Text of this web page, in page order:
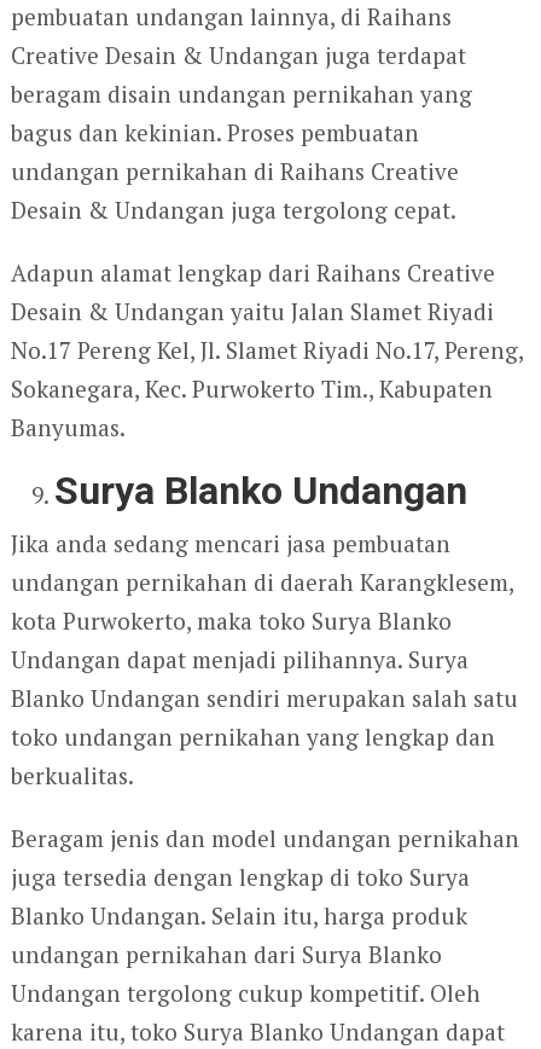
pembuatan undangan lainnya, di Raihans
Creative Desain & Undangan juga terdapat
beragam disain undangan pernikahan yang
bagus dan kekinian. Proses pembuatan
undangan pernikahan di Raihans Creative
Desain & Undangan juga tergolong cepat.
Adapun alamat lengkap dari Raihans Creative
Desain & Undangan yaitu Jalan Slamet Riyadi
No.17 Pereng Kel, Jl. Slamet Riyadi No.17, Pereng,
Sokanegara, Kec. Purwokerto Tim., Kabupaten
Banyumas.
Surya Blanko Undangan
Jika anda sedang mencari jasa pembuatan
undangan pernikahan di daerah Karangklesem,
kota Purwokerto, maka toko Surya Blanko
Undangan dapat menjadi pilihannya. Surya
Blanko Undangan sendiri merupakan salah satu
toko undangan pernikahan yang lengkap dan
berkualitas.
Beragam jenis dan model undangan pernikahan
juga tersedia dengan lengkap di toko Surya
Blanko Undangan. Selain itu, harga produk
undangan pernikahan dari Surya Blanko
Undangan tergolong cukup kompetitif. Oleh
karena itu, toko Surya Blanko Undangan dapat